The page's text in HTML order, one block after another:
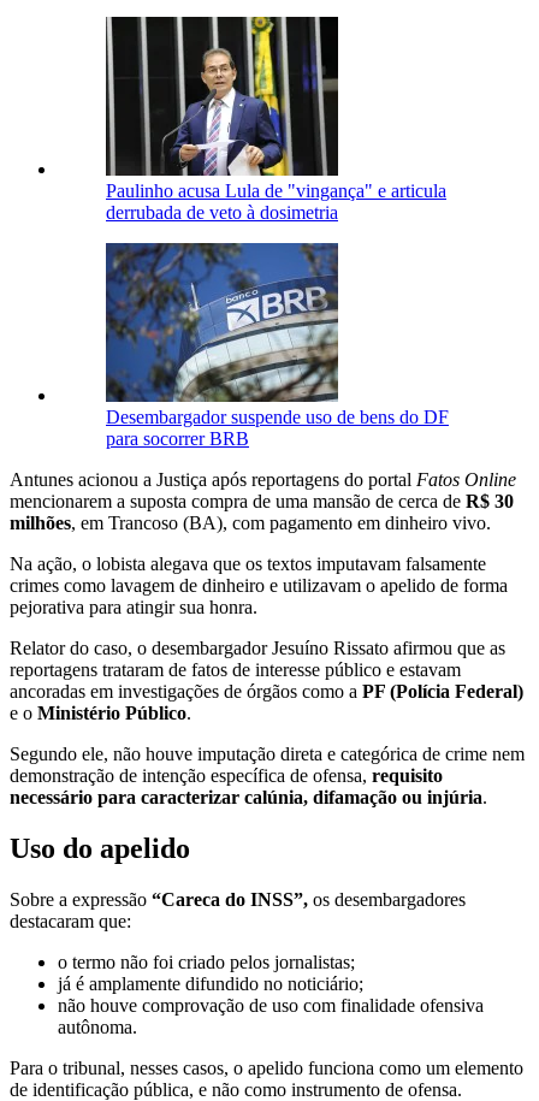
Paulinho acusa Lula de "vingança" e articula
derrubada de veto à dosimetria
Desembargador suspende uso de bens do DF
para socorrer BRB
Antunes acionou a Justiça após reportagens do portal Fatos Online
mencionarem a suposta compra de uma mansão de cerca de R$ 30
milhões, em Trancoso (BA), com pagamento em dinheiro vivo.
Na ação, o lobista alegava que os textos imputavam falsamente
crimes como lavagem de dinheiro e utilizavam o apelido de forma
pejorativa para atingir sua honra.
Relator do caso, o desembargador Jesuíno Rissato afirmou que as
reportagens trataram de fatos de interesse público e estavam
ancoradas em investigações de órgãos como a PF (Polícia Federal)
e o Ministério Público.
Segundo ele, não houve imputação direta e categórica de crime nem
demonstração de intenção específica de ofensa, requisito
necessário para caracterizar calúnia, difamação ou injúria.
Uso do apelido
Sobre a expressão “Careca do INSS”, os desembargadores
destacaram que:
o termo não foi criado pelos jornalistas;
já é amplamente difundido no noticiário;
não houve comprovação de uso com finalidade ofensiva
autônoma.
Para o tribunal, nesses casos, o apelido funciona como um elemento
de identificação pública, e não como instrumento de ofensa.